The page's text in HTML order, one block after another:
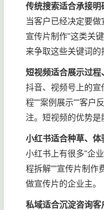
传统搜索适合承接明
当客户已经决定要
宣传片制作"这类关
来争取这些关键词的
短视频适合展示过程
抖音、视频号上的宣
程""案例展示""客户
注。短视频的优势是
小红书适合种草、体
小红书上有很多"企
程拆解""宣传片制作
做宣传片的企业主。
私域适合沉淀咨询客